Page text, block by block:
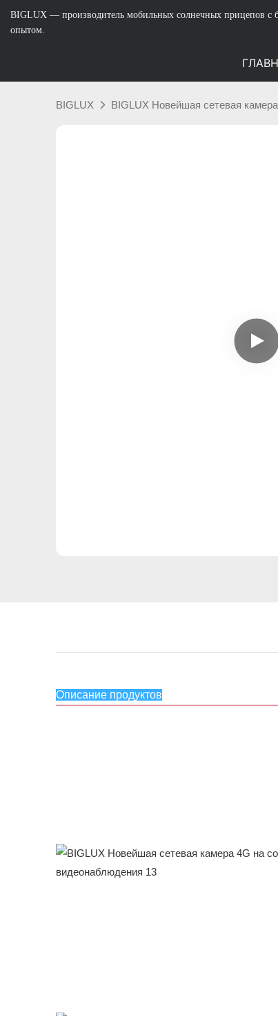
BIGLUX — производитель мобильных солнечных прицепов с
опытом.
BIGLUX BIGLUX Новейшая сетевая
Описание продуктов